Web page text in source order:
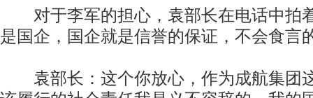
对于李军的担心，袁部长在电话中拍
是国企，国企就是信誉的保证，不会食言
袁部长：这个你放心，作为成航集团